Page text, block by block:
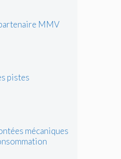
MMV
pistes
mécaniques